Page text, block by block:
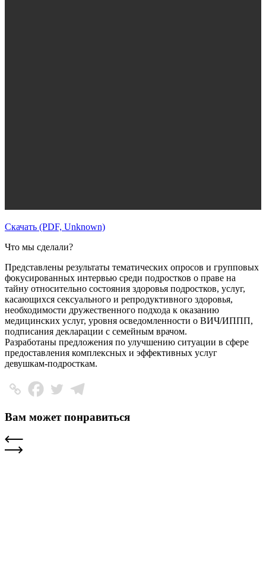
Скачать (PDF, Unknown)
Что мы сделали?
Представлены результаты тематических опросов и групповых
фокусированных интервью среди подростков о праве на
тайну относительно состояния здоровья подростков, услуг,
касающихся сексуального и репродуктивного здоровья,
необходимости дружественного подхода к оказанию
медицинских услуг, уровня осведомленности о ВИЧ/ИППП,
подписания декларации с семейным врачом.
Разработаны предложения по улучшению ситуации в сфере
предоставления комплексных и эффективных услуг
девушкам-подросткам.
Вам может понравиться